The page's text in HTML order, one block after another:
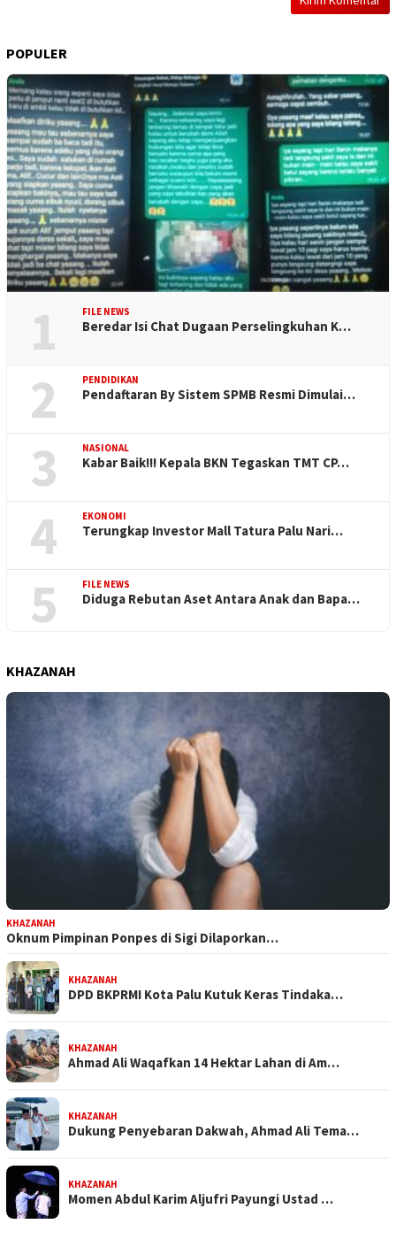
POPULER
1 FILE NEWS
Beredar Isi Chat Dugaan Perselingkuhan K…
2 PENDIDIKAN
Pendaftaran By Sistem SPMB Resmi Dimulai…
3 NASIONAL
Kabar Baik!!! Kepala BKN Tegaskan TMT CP…
4 EKONOMI
Terungkap Investor Mall Tatura Palu Nari…
5 FILE NEWS
Diduga Rebutan Aset Antara Anak dan Bapa…
KHAZANAH
KHAZANAH
Oknum Pimpinan Ponpes di Sigi Dilaporkan…
KHAZANAH
DPD BKPRMI Kota Palu Kutuk Keras Tindaka…
KHAZANAH
Ahmad Ali Waqafkan 14 Hektar Lahan di Am…
KHAZANAH
Dukung Penyebaran Dakwah, Ahmad Ali Tema…
KHAZANAH
Momen Abdul Karim Aljufri Payungi Ustad …